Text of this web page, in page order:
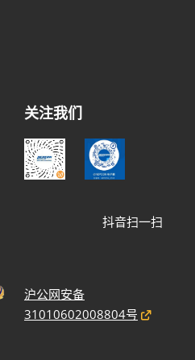
关注我们
扫 抖音扫一扫
沪公网安备
31010602008804号